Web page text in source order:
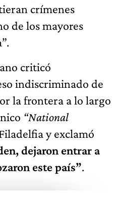
crímenes
de los mayores
criticó
indiscriminado de
la frontera a lo largo
“National
y exclamó
dejaron entrar a
este país”.